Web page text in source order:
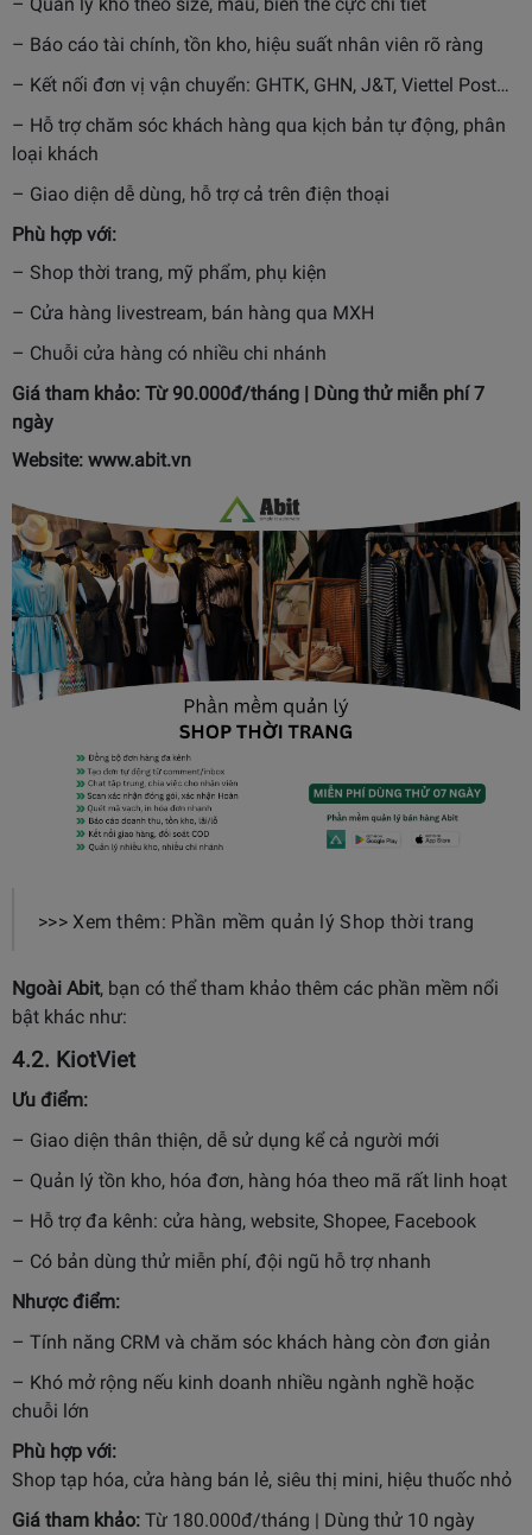
– Quản lý kho theo size, màu, biến thể cực chi tiết
– Báo cáo tài chính, tồn kho, hiệu suất nhân viên rõ ràng
– Kết nối đơn vị vận chuyển: GHTK, GHN, J&T, Viettel Post…
– Hỗ trợ chăm sóc khách hàng qua kịch bản tự động, phân
loại khách
– Giao diện dễ dùng, hỗ trợ cả trên điện thoại
Phù hợp với:
– Shop thời trang, mỹ phẩm, phụ kiện
– Cửa hàng livestream, bán hàng qua MXH
– Chuỗi cửa hàng có nhiều chi nhánh
Giá tham khảo: Từ 90.000đ/tháng | Dùng thử miễn phí 7
ngày
Website: www.abit.vn
>>> Xem thêm: Phần mềm quản lý Shop thời trang
Ngoài Abit, bạn có thể tham khảo thêm các phần mềm nổi
bật khác như:
4.2. KiotViet
Ưu điểm:
– Giao diện thân thiện, dễ sử dụng kể cả người mới
– Quản lý tồn kho, hóa đơn, hàng hóa theo mã rất linh hoạt
– Hỗ trợ đa kênh: cửa hàng, website, Shopee, Facebook
– Có bản dùng thử miễn phí, đội ngũ hỗ trợ nhanh
Nhược điểm:
– Tính năng CRM và chăm sóc khách hàng còn đơn giản
– Khó mở rộng nếu kinh doanh nhiều ngành nghề hoặc
chuỗi lớn
Phù hợp với:
Shop tạp hóa, cửa hàng bán lẻ, siêu thị mini, hiệu thuốc nhỏ
Giá tham khảo: Từ 180.000đ/tháng | Dùng thử 10 ngày